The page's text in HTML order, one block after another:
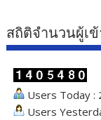
สถิติจำนวนผู้เ
Users Today :
Users